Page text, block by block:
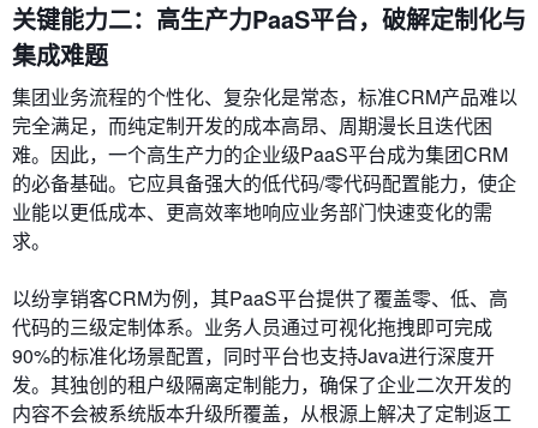
关键能力二：高生产力PaaS平台，破解定制化与
集成难题
集团业务流程的个性化、复杂化是常态，标准CRM产品难以
完全满足，而纯定制开发的成本高昂、周期漫长且迭代困
难。因此，一个高生产力的企业级PaaS平台成为集团CRM
的必备基础。它应具备强大的低代码/零代码配置能力，使企
业能以更低成本、更高效率地响应业务部门快速变化的需
求。
以纷享销客CRM为例，其PaaS平台提供了覆盖零、低、高
代码的三级定制体系。业务人员通过可视化拖拽即可完成
90%的标准化场景配置，同时平台也支持Java进行深度开
发。其独创的租户级隔离定制能力，确保了企业二次开发的
内容不会被系统版本升级所覆盖，从根源上解决了定制返工